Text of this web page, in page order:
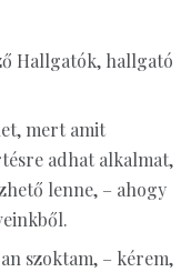
Hallgatók, hallgató
mert amit
adhat alkalmat,
lenne, – ahogy
szoktam, – kérem,